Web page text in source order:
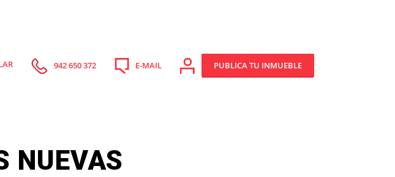
942 650 372 E-MAIL PUBLICA TU INMUEBLE
NUEVAS